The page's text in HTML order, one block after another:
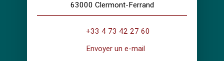
63000 Clermont-Ferrand
+33 4 73 42 27 60
Envoyer un e-mail